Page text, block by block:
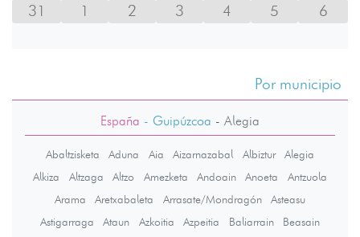
31
1 2 3 4 5 6
Por municipio
España - Guipúzcoa - Alegia
Abaltzisketa Aduna Aia Aizarnazabal Albiztur
Alegia
Alkiza
Altzaga Altzo Amezketa Andoain Anoeta
Antzuola
Arama
Aretxabaleta Arrasate/Mondragón
Asteasu
Astigarraga
Ataun Azkoitia Azpeitia Baliarrain
Beasain